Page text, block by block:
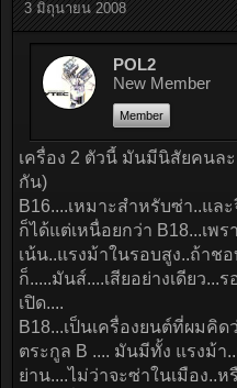
3 มิถุนายน 2008
POL2
New Member
Member
เครื่อง 2 ตัวนี้ มันมีนิสัยคนล
กัน)
B16....เหมาะสำหรับซ่า..แล
ก็ได้แต่เหนื่อยกว่า B18...เพร
เน้น..แรงม้าในรอบสูง..ถ้าช
ก็.....มันส์....เสียอย่างเดียว...
เปิด....
B18...เป็นเครื่องยนต์ที่ผมคิ
ตระกูล B .... มันมีทั้ง แรงม้า
ย่าน....ไม่ว่าจะซ่าในเมือง..